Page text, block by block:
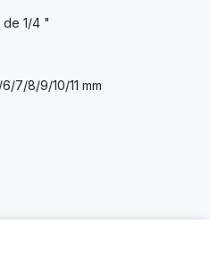
1/4 "
7/8/9/10/11 mm